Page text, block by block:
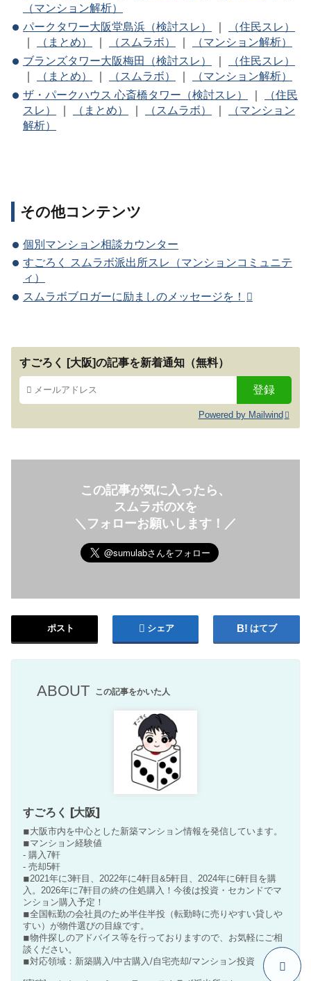
（マンション解析）
パークタワー大阪堂島浜（検討スレ）
｜
（住民スレ）
｜
（まとめ） ｜ （スムラボ） ｜
（マンション解析）
ブランズタワー大阪梅田（検討スレ）
｜
（住民スレ）
｜
（まとめ） ｜ （スムラボ） ｜
（マンション解析）
ザ・パークハウス 心斎橋タワー（検討スレ）
｜
（住民
スレ）
｜ （まとめ） ｜ （スムラボ） ｜
（マンション
解析）
その他コンテンツ
個別マンション相談カウンター
すごろく スムラボ派出所スレ（マンションコミュニテ
ィ）
スムラボブロガーに励ましのメッセージを！
すごろく [大阪]の記事を新着通知（無料）
Powered by Mailwind
この記事が気に入ったら、
スムラボのXを
＼フォローお願いします！／
ポスト シェア はてブ
ABOUT この記事をかいた人
すごろく [大阪]
◾︎大阪市内を中心とした新築マンション情報を発信しています。
◾︎マンション経験値
- 購入7軒
- 売却5軒
◾︎2021年に3軒目、2022年に4軒目&5軒目、2024年に6軒目を購
入。2026年に7軒目の終の住処購入！今後は投資・セカンドでマ
ンション購入予定！
◾︎全国転勤の会社員のため半住半投（転勤時に売りやすい貸しや
すい）が物件選びの目線です。
◾︎物件探しのアドバイス等を行っておりますので、お気軽にご相
談ください。
◾︎対応領域：新築購入/中古購入/自宅売却/マンション投資